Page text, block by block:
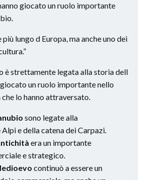
giocato un ruolo importante
lungo d Europa, ma anche uno dei
è strettamente legata alla storia dell
un ruolo importante nello
lo hanno attraversato.
sono legate alla
e della catena dei Carpazi.
era un importante
e strategico.
continuò a essere un